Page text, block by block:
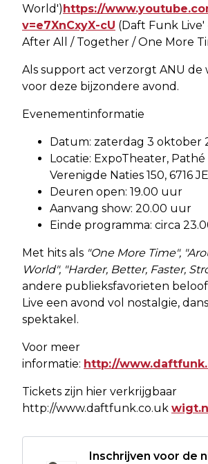
World') https://
v=e7XnCxyX-cU (Daft Funk
After All / Together / One More
Als support act verzorgt ANU de
voor deze bijzondere avond.
Evenementinformatie
Datum: zaterdag 3 oktober
Locatie: ExpoTheater,
Verenigde Naties 150, 6716
Deuren open: 19.00 uur
Aanvang show: 20.00 uur
Einde programma: circa
Met hits als "One More Time",
World", "Harder, Better, Faster,
andere publieksfavorieten
Live een avond vol nostalgie,
spektakel.
Voor meer
informatie: http://
Tickets zijn hier verkrijgbaar
http://www.daftfunk.co.uk wigt.nl
Inschrijven voor de